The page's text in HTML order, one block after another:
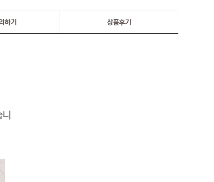
하기 상품후기